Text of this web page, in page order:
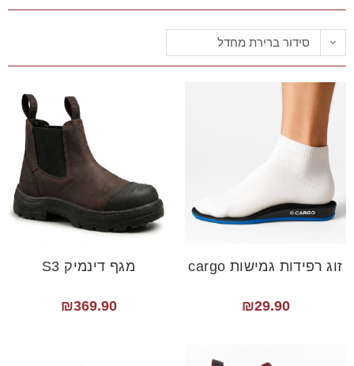
סידור ברירת מחדל
זוג רפידות גמישות cargo
₪29.90
מגף דינמיק S3
₪369.90